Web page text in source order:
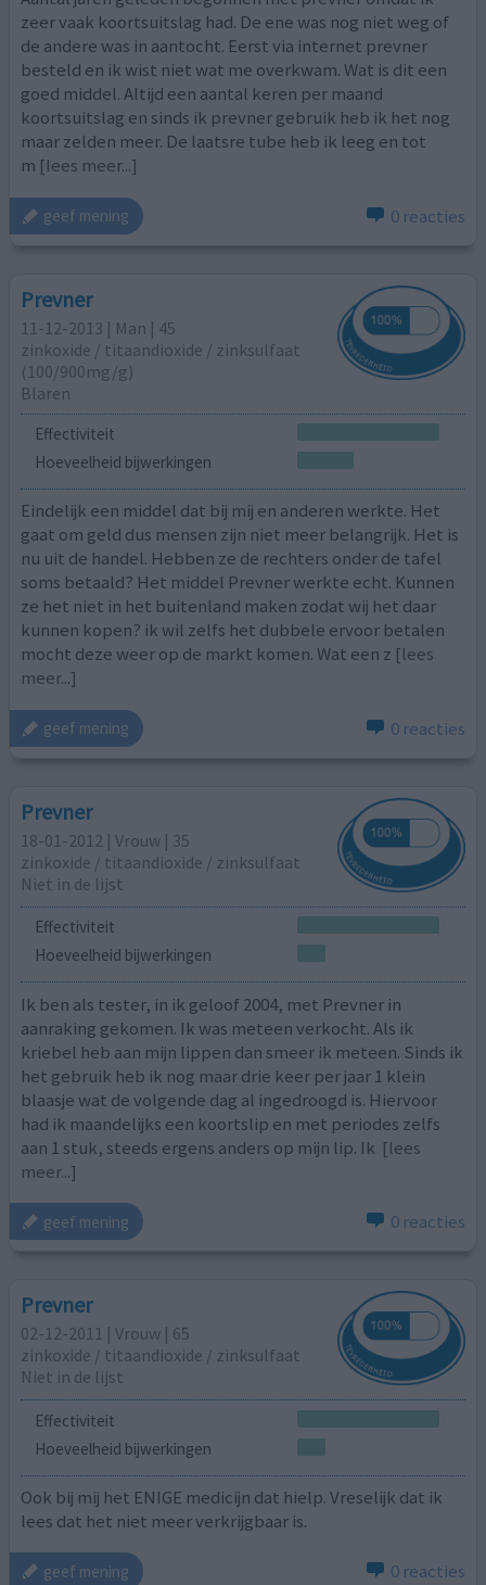
zeer vaak koortsuitslag had. De ene was nog niet weg of
de andere was in aantocht. Eerst via internet prevner
besteld en ik wist niet wat me overkwam. Wat is dit een
goed middel. Altijd een aantal keren per maand
koortsuitslag en sinds ik prevner gebruik heb ik het nog
maar zelden meer. De laatsre tube heb ik leeg en tot
m [lees meer...]
geef mening 0 reacties
Prevner
11-12-2013 | Man | 45
zinkoxide / titaandioxide / zinksulfaat
(100/900mg/g)
Blaren
Effectiviteit
Hoeveelheid bijwerkingen
Eindelijk een middel dat bij mij en anderen werkte. Het
gaat om geld dus mensen zijn niet meer belangrijk. Het is
nu uit de handel. Hebben ze de rechters onder de tafel
soms betaald? Het middel Prevner werkte echt. Kunnen
ze het niet in het buitenland maken zodat wij het daar
kunnen kopen? ik wil zelfs het dubbele ervoor betalen
mocht deze weer op de markt komen. Wat een z [lees
meer...]
geef mening 0 reacties
Prevner
18-01-2012 | Vrouw | 35
zinkoxide / titaandioxide / zinksulfaat
Niet in de lijst
Effectiviteit
Hoeveelheid bijwerkingen
Ik ben als tester, in ik geloof 2004, met Prevner in
aanraking gekomen. Ik was meteen verkocht. Als ik
kriebel heb aan mijn lippen dan smeer ik meteen. Sinds ik
het gebruik heb ik nog maar drie keer per jaar 1 klein
blaasje wat de volgende dag al ingedroogd is. Hiervoor
had ik maandelijks een koortslip en met periodes zelfs
aan 1 stuk, steeds ergens anders op mijn lip. Ik [lees
meer...]
geef mening 0 reacties
Prevner
02-12-2011 | Vrouw | 65
zinkoxide / titaandioxide / zinksulfaat
Niet in de lijst
Effectiviteit
Hoeveelheid bijwerkingen
Ook bij mij het ENIGE medicijn dat hielp. Vreselijk dat ik
lees dat het niet meer verkrijgbaar is.
geef mening 0 reacties